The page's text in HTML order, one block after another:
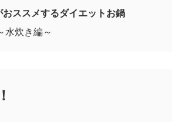
おススメするダイエットお鍋
水炊き編～